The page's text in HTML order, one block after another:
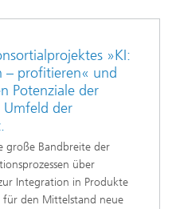
»KI:
– profitieren« und
Potenziale der
Umfeld der
große Bandbreite der
über
Integration in Produkte
für den Mittelstand neue